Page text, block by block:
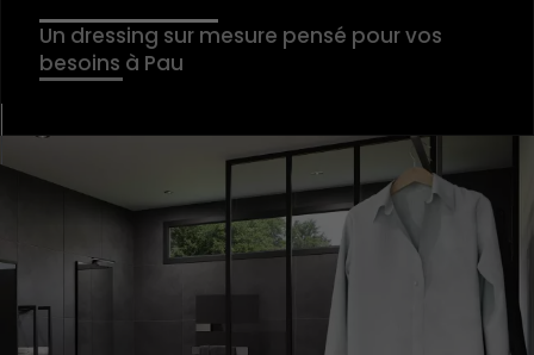
Un dressing sur mesure pensé pour vos
besoins à Pau